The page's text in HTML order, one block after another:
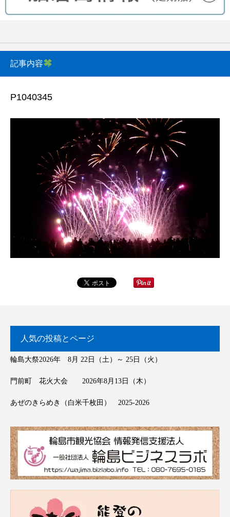
記事内容
P1040345
人気の投稿とページ
輪島大祭2026年 8月 22日（土）～ 25日（火）
門前町 花火大会 2026年8月13日（木）
あぜのきらめき（白米千枚田） 2025-2026